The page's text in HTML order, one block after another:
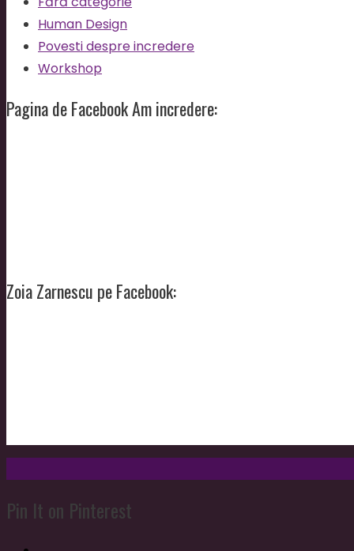
Human Design
Povesti despre incredere
Workshop
Pagina de Facebook Am incredere:
Zoia Zarnescu pe Facebook:
Pin It on Pinterest